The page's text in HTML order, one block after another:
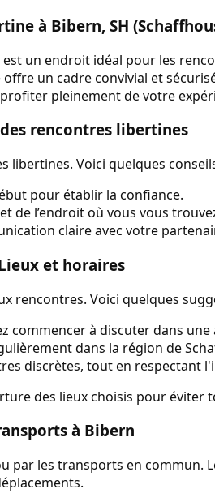
à Bibern, SH
un endroit idéal pour les
un cadre convivial et
pleinement de votre
rencontres libertines
libertines. Voici quelques
pour établir la confiance.
de l’endroit où vous vous
claire avec votre
et horaires
rencontres. Voici quelques
commencer à discuter dans
dans la région de
discrètes, tout en respectant
des lieux choisis pour éviter
à Bibern
par les transports en commun.